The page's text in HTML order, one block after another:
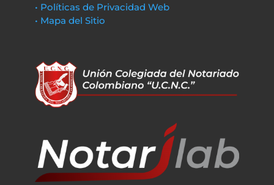
• Políticas de Privacidad Web
• Mapa del Sitio